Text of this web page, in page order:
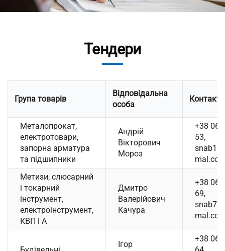
Тендери
Група товарів
Відповідальна
особа
Контакти
Металопрокат,
електротовари,
запорна арматура
та підшипники
Андрій
Вікторович
Мороз
+38
53,
Метизи, слюсарний
і токарний
інструмент,
електроінструмент,
КВП і А
Дмитро
Валерійович
Качура
+38
69,
Ігор
+38